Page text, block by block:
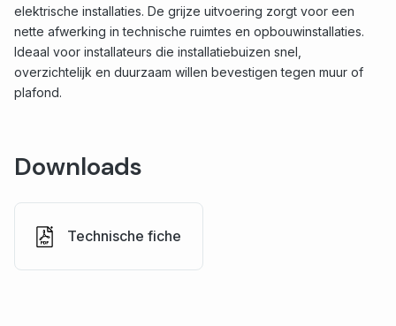
elektrische installaties. De grijze uitvoering zorgt voor een
nette afwerking in technische ruimtes en opbouwinstallaties.
Ideaal voor installateurs die installatiebuizen snel,
overzichtelijk en duurzaam willen bevestigen tegen muur of
plafond.
Downloads
Technische fiche